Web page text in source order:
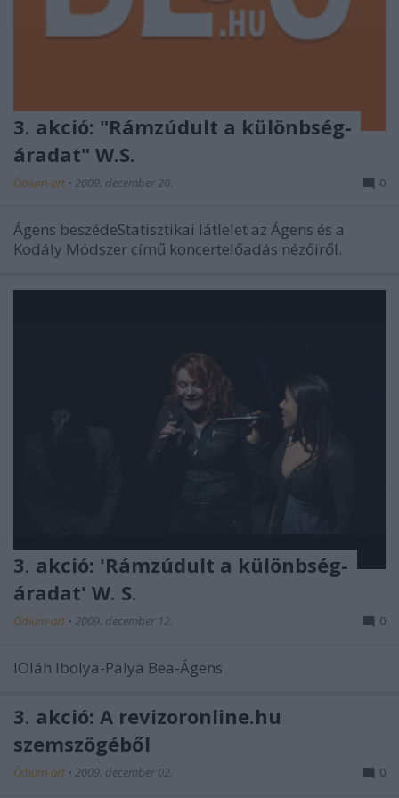
3. akció: "Rámzúdult a különbség-
áradat" W.S.
Ódium-art • 2009. december 20. 0
Ágens beszédeStatisztikai látlelet az Ágens és a
Kodály Módszer című koncertelőadás nézőiről.
3. akció: 'Rámzúdult a különbség-
áradat' W. S.
Ódium-art • 2009. december 12. 0
lOláh Ibolya-Palya Bea-Ágens
3. akció: A revizoronline.hu
szemszögéből
Ódium-art • 2009. december 02. 0